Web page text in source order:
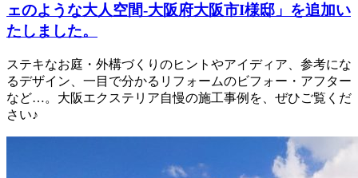
ェのような大人空間-大阪府大阪市I様邸」を追加い
たしました。
ステキなお庭・外構づくりのヒントやアイディア、参考にな
るデザイン、一目で分かるリフォームのビフォー・アフター
など…。大阪エクステリア自慢の施工事例を、ぜひご覧くだ
さい♪